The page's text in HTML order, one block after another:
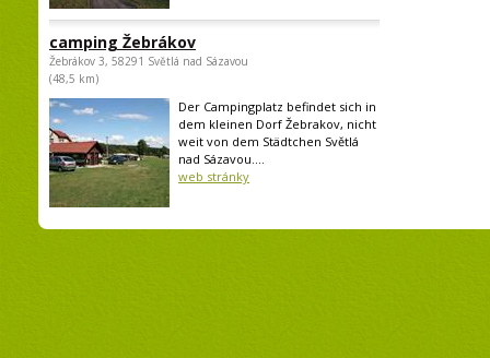
camping Žebrákov
Žebrákov 3, 58291 Světlá nad Sázavou
(48,5 km)
Der Campingplatz befindet sich in
dem kleinen Dorf Žebrakov, nicht
weit von dem Städtchen Světlá
nad Sázavou....
web stránky